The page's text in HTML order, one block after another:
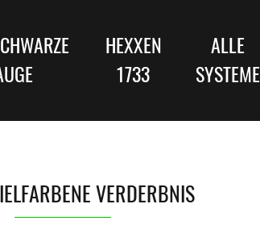
HEXXEN
1733
ALLE
SYSTEME
VERDERBNIS